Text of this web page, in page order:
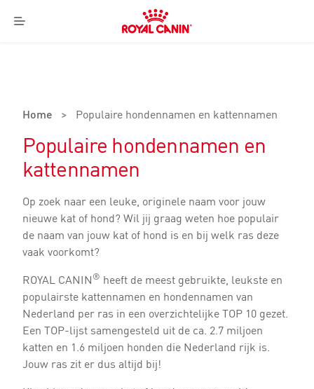
Menu
Royal
Canin
Home > Populaire hondennamen en kattennamen
Populaire hondennamen en
kattennamen
Op zoek naar een leuke, originele naam voor jouw
nieuwe kat of hond? Wil jij graag weten hoe populair
de naam van jouw kat of hond is en bij welk ras deze
vaak voorkomt?
ROYAL CANIN® heeft de meest gebruikte, leukste en
populairste kattennamen en hondennamen van
Nederland per ras in een overzichtelijke TOP 10 gezet.
Een TOP-lijst samengesteld uit de ca. 2.7 miljoen
katten en 1.6 miljoen honden die Nederland rijk is.
Jouw ras zit er dus altijd bij!